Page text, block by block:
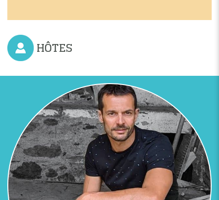
VUE D'ENSEMBLE DES 2 HABITATIONS DU MAS
Previous Next
HÔTES